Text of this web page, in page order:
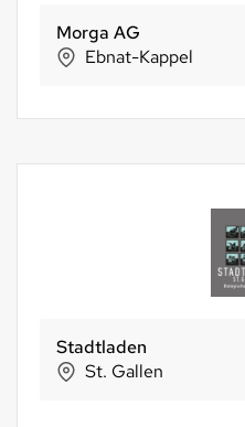
Morga AG
Ebnat-Kappel
Stadtladen
St. Gallen